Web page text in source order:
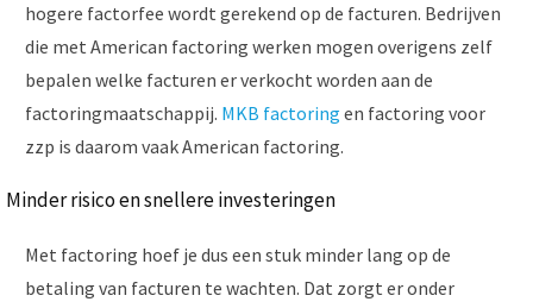
hogere factorfee wordt gerekend op de facturen. Bedrijven
die met American factoring werken mogen overigens zelf
bepalen welke facturen er verkocht worden aan de
factoringmaatschappij. MKB factoring en factoring voor
zzp is daarom vaak American factoring.
Minder risico en snellere investeringen
Met factoring hoef je dus een stuk minder lang op de
betaling van facturen te wachten. Dat zorgt er onder